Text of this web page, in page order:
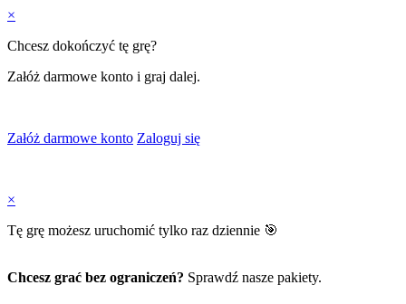
×
Chcesz dokończyć tę grę?
Załóż darmowe konto i graj dalej.
Załóż darmowe konto Zaloguj się
×
Tę grę możesz uruchomić tylko raz dziennie 🎯
Chcesz grać bez ograniczeń? Sprawdź nasze pakiety.